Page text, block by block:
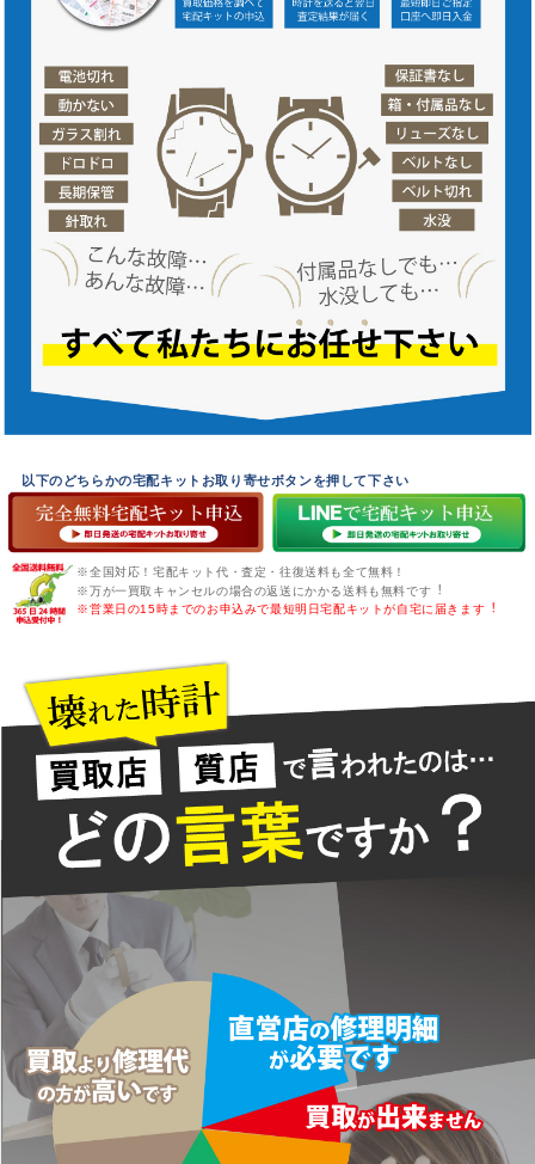
以下のどちらかの宅配キットお取り寄せボタンを押して下さい
※全国対応！宅配キット代・査定・往復送料も全て無料！
※万が一買取キャンセルの場合の返送にかかる送料も無料です︕
※営業日の15時までのお申込みで最短明日宅配キットが自宅に届きます︕